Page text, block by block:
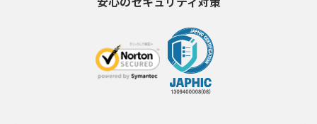
安心のセキュリティ対策